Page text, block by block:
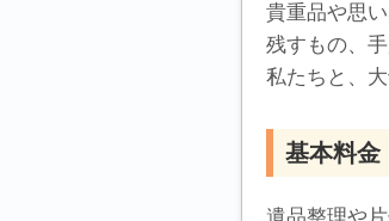
貴重品や思
残すもの、
私たちと、
基本料金